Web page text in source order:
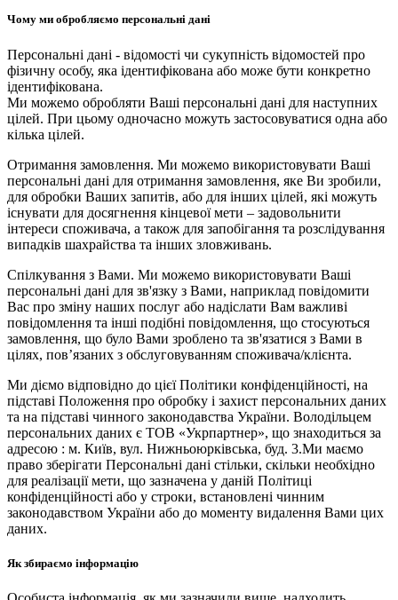
Чому ми обробляємо персональні дані
Персональні дані - відомості чи сукупність відомостей про
фізичну особу, яка ідентифікована або може бути конкретно
ідентифікована.
Ми можемо обробляти Ваші персональні дані для наступних
цілей. При цьому одночасно можуть застосовуватися одна або
кілька цілей.
Отримання замовлення. Ми можемо використовувати Ваші
персональні дані для отримання замовлення, яке Ви зробили,
для обробки Ваших запитів, або для інших цілей, які можуть
існувати для досягнення кінцевої мети – задовольнити
інтереси споживача, а також для запобігання та розслідування
випадків шахрайства та інших зловживань.
Спілкування з Вами. Ми можемо використовувати Ваші
персональні дані для зв'язку з Вами, наприклад повідомити
Вас про зміну наших послуг або надіслати Вам важливі
повідомлення та інші подібні повідомлення, що стосуються
замовлення, що було Вами зроблено та зв'язатися з Вами в
цілях, пов’язаних з обслуговуванням споживача/клієнта.
Ми діємо відповідно до цієї Політики конфіденційності, на
підставі Положення про обробку і захист персональних даних
та на підставі чинного законодавства України. Володільцем
персональних даних є ТОВ «Укрпартнер», що знаходиться за
адресою : м. Київ, вул. Нижньоюркiвська, буд. 3.Ми маємо
право зберігати Персональні дані стільки, скільки необхідно
для реалізації мети, що зазначена у даній Політиці
конфіденційності або у строки, встановлені чинним
законодавством України або до моменту видалення Вами цих
даних.
Як збираємо інформацію